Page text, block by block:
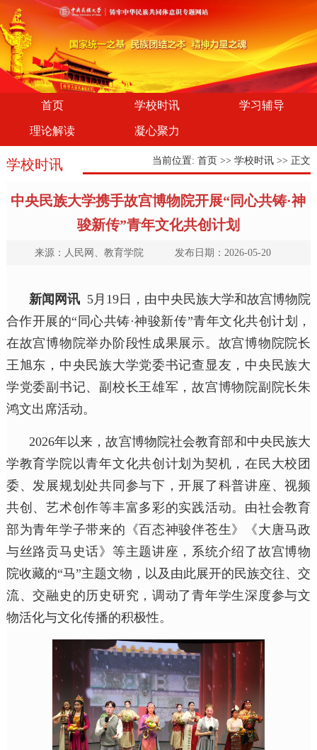
首页 学校时讯 学习辅导
理论解读 凝心聚力
学校时讯 当前位置:首页 >>学校时讯 >> 正文
中央民族大学携手故宫博物院开展“同心共铸·神
骏新传”青年文化共创计划
来源：人民网、教育学院 发布日期：2026-05-20
新闻网讯 5月19日，由中央民族大学和故宫博物院
合作开展的“同心共铸·神骏新传”青年文化共创计划，
在故宫博物院举办阶段性成果展示。故宫博物院院长
王旭东，中央民族大学党委书记查显友，中央民族大
学党委副书记、副校长王雄军，故宫博物院副院长朱
鸿文出席活动。
2026年以来，故宫博物院社会教育部和中央民族大
学教育学院以青年文化共创计划为契机，在民大校团
委、发展规划处共同参与下，开展了科普讲座、视频
共创、艺术创作等丰富多彩的实践活动。由社会教育
部为青年学子带来的《百态神骏伴苍生》《大唐马政
与丝路贡马史话》等主题讲座，系统介绍了故宫博物
院收藏的“马”主题文物，以及由此展开的民族交往、交
流、交融史的历史研究，调动了青年学生深度参与文
物活化与文化传播的积极性。